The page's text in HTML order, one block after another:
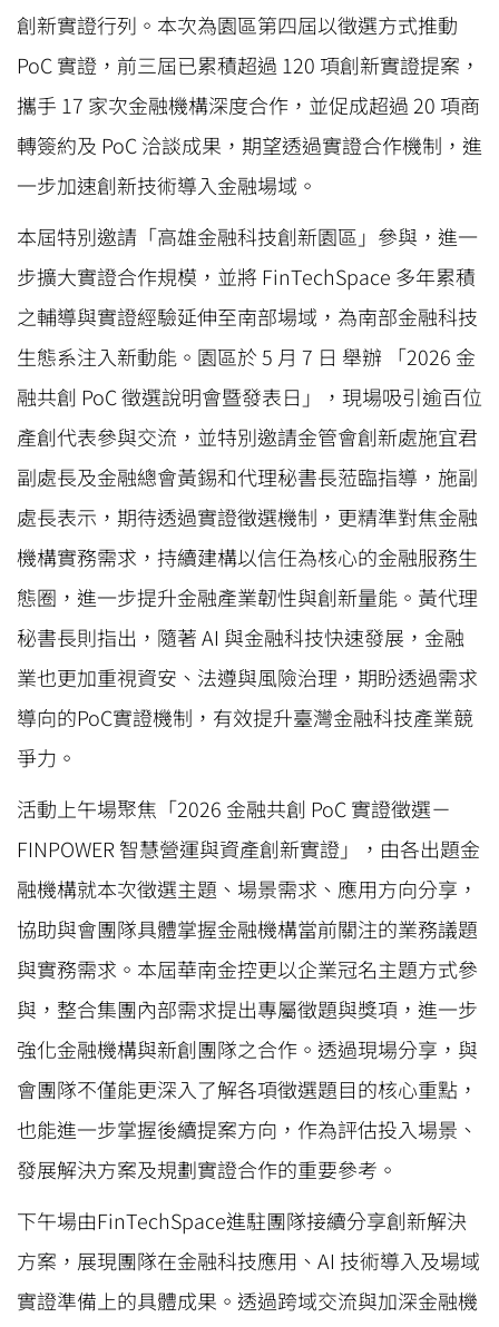
創新實證行列。本次為園區第四屆以徵選方式推動
PoC 實證，前三屆已累積超過 120 項創新實證提案，
攜手 17 家次金融機構深度合作，並促成超過 20 項商
轉簽約及 PoC 洽談成果，期望透過實證合作機制，進
一步加速創新技術導入金融場域。
本屆特別邀請「高雄金融科技創新園區」參與，進一
步擴大實證合作規模，並將 FinTechSpace 多年累積
之輔導與實證經驗延伸至南部場域，為南部金融科技
生態系注入新動能。園區於 5 月 7 日 舉辦 「2026 金
融共創 PoC 徵選說明會暨發表日」，現場吸引逾百位
產創代表參與交流，並特別邀請金管會創新處施宜君
副處長及金融總會黃錫和代理秘書長蒞臨指導，施副
處長表示，期待透過實證徵選機制，更精準對焦金融
機構實務需求，持續建構以信任為核心的金融服務生
態圈，進一步提升金融產業韌性與創新量能。黃代理
秘書長則指出，隨著 AI 與金融科技快速發展，金融
業也更加重視資安、法遵與風險治理，期盼透過需求
導向的PoC實證機制，有效提升臺灣金融科技產業競
爭力。
活動上午場聚焦「2026 金融共創 PoC 實證徵選－
FINPOWER 智慧營運與資產創新實證」，由各出題金
融機構就本次徵選主題、場景需求、應用方向分享，
協助與會團隊具體掌握金融機構當前關注的業務議題
與實務需求。本屆華南金控更以企業冠名主題方式參
與，整合集團內部需求提出專屬徵題與獎項，進一步
強化金融機構與新創團隊之合作。透過現場分享，與
會團隊不僅能更深入了解各項徵選題目的核心重點，
也能進一步掌握後續提案方向，作為評估投入場景、
發展解決方案及規劃實證合作的重要參考。
下午場由FinTechSpace進駐團隊接續分享創新解決
方案，展現團隊在金融科技應用、AI 技術導入及場域
實證準備上的具體成果。透過跨域交流與加深金融機